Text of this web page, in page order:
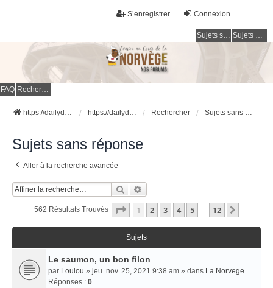
Connexion
S’enregistrer
Sujets sans réponse Sujets actifs
FAQ Rechercher
https://dailydigesthub.com https://dailydigesthub.com Rechercher Sujets sans réponse
Sujets sans réponse
Aller à la recherche avancée
Rechercher
562 Résultats Trouvés Page 1Sur
1 2 3 4 5 … 12
Sujets
Le saumon, un bon filon
par Loulou » jeu. nov. 25, 2021 9:38 am » dans La Norvege
Réponses : 0